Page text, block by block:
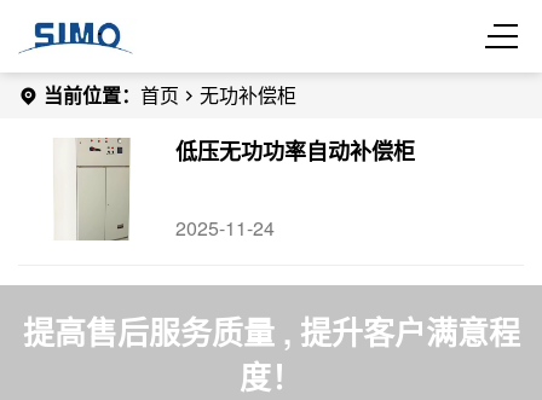
当前位置： 首页 无功补偿柜
低压无功功率自动补偿柜
2025-11-24
提高售后服务质量 , 提升客户满意程
度！